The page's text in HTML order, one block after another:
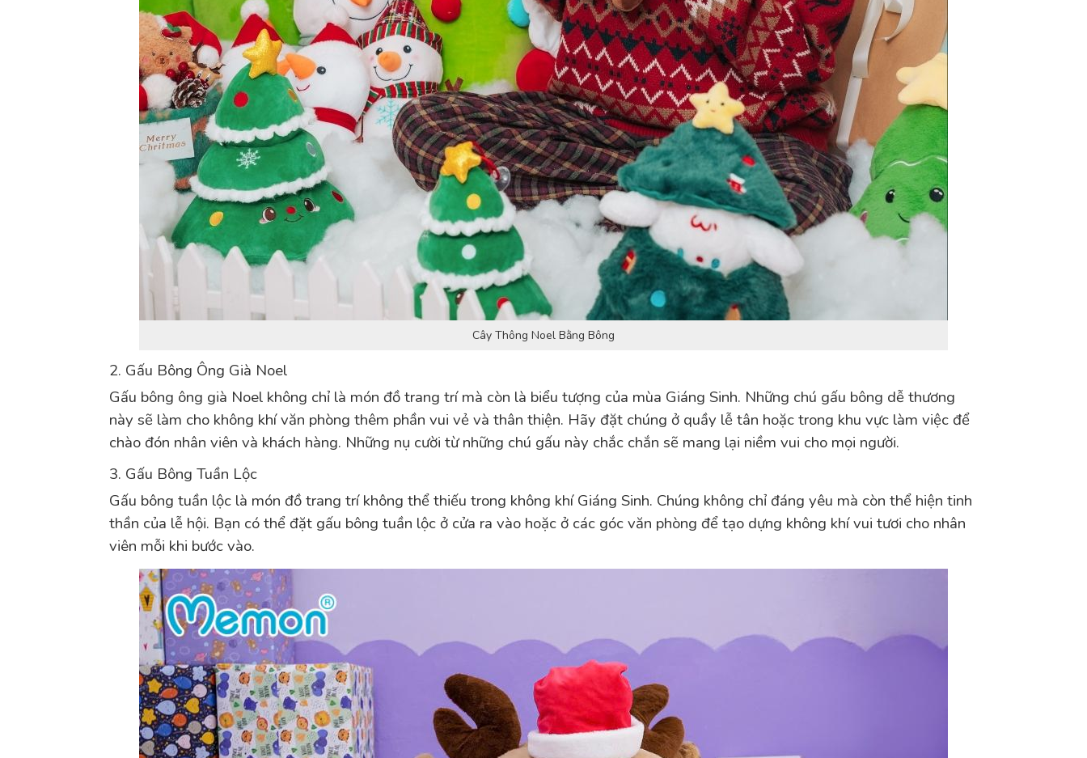
Cây Thông Noel Bằng Bông
2. Gấu Bông Ông Già Noel
Gấu bông ông già Noel không chỉ là món đồ trang trí mà còn là biểu tượng của mùa Giáng Sinh. Những chú gấu bông dễ thương
này sẽ làm cho không khí văn phòng thêm phần vui vẻ và thân thiện. Hãy đặt chúng ở quầy lễ tân hoặc trong khu vực làm việc để
chào đón nhân viên và khách hàng. Những nụ cười từ những chú gấu này chắc chắn sẽ mang lại niềm vui cho mọi người.
3. Gấu Bông Tuần Lộc
Gấu bông tuần lộc là món đồ trang trí không thể thiếu trong không khí Giáng Sinh. Chúng không chỉ đáng yêu mà còn thể hiện tinh
thần của lễ hội. Bạn có thể đặt gấu bông tuần lộc ở cửa ra vào hoặc ở các góc văn phòng để tạo dựng không khí vui tươi cho nhân
viên mỗi khi bước vào.